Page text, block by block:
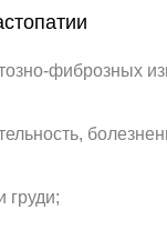
фиброзных